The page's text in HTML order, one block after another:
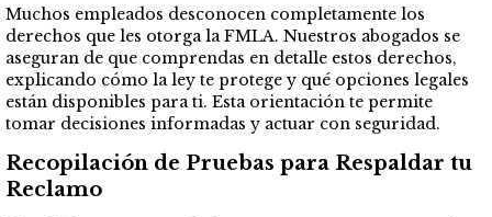
Muchos empleados desconocen completamente los
derechos que les otorga la FMLA. Nuestros abogados se
aseguran de que comprendas en detalle estos derechos,
explicando cómo la ley te protege y qué opciones legales
están disponibles para ti. Esta orientación te permite
tomar decisiones informadas y actuar con seguridad.
Recopilación de Pruebas para Respaldar tu
Reclamo